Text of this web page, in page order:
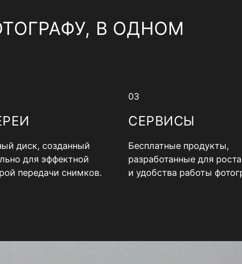
В ОДНОМ
диск, созданный
для эффектной
передачи снимков.
03
СЕРВИСЫ
Бесплатные продукты,
разработанные для роста
и удобства работы